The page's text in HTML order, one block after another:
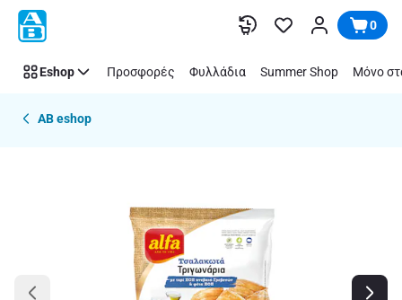
Παράλειψη 0
Eshop Προσφορές Φυλλάδια Summer Shop Μόνο
AB eshop